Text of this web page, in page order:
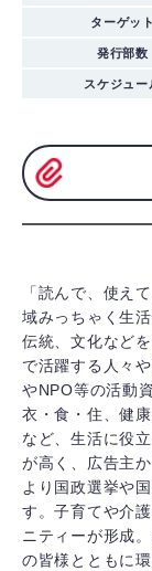
ターゲット
発行部数
スケジュー
「読んで、使え
域みっちゃく生
伝統、文化など
で活躍する人々
やNPO等の活動
衣・食・住、健
など、生活に役
が高く、広告主
より国政選挙や
す。子育てや介
ニティーが形成
の皆様とともに